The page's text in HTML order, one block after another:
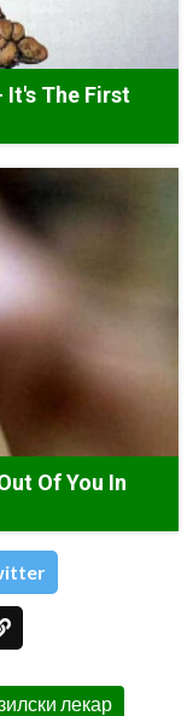
It's The First
Of You In
лекар